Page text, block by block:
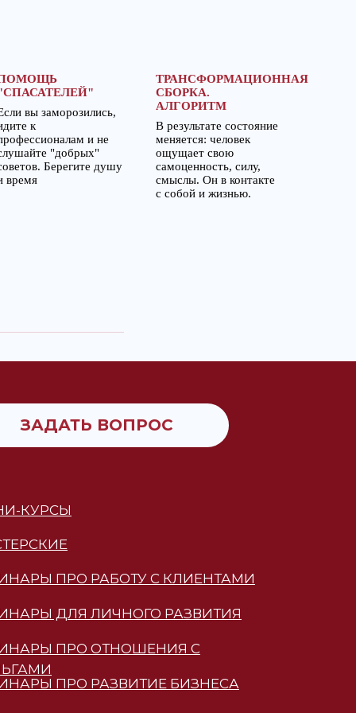
вы заморозились,
к
и не
"добрых"
Берегите душу
время
ТРАНСФОРМАЦИОННАЯ
СБОРКА.
АЛГОРИТМ
В результате состояние
меняется: человек
ощущает свою
самоценность, силу,
смыслы. Он в контакте
с собой и жизнью.
ЗАДАТЬ ВОПРОС
КУРСЫ
ПРО РАБОТУ С КЛИЕНТАМИ
ДЛЯ ЛИЧНОГО РАЗВИТИЯ
ПРО ОТНОШЕНИЯ С
ПРО РАЗВИТИЕ БИЗНЕСА